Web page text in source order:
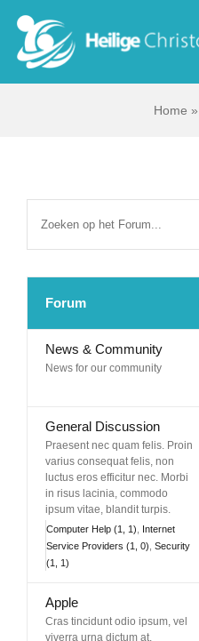
content
Ik zoek …
Bisdom Antwerpen
Home »
Forum
News & Community
News for our community
General Discussion
Praesent nec quam felis. Proin
varius consequat felis, non
luctus eros efficitur nec. Morbi
in risus lacinia, commodo
ipsum vitae, blandit turpis.
Computer Help (1, 1)
Internet
Service Providers (1, 0) Security
(1, 1)
Apple
Cras tincidunt odio ipsum, vel
viverra urna dictum at.